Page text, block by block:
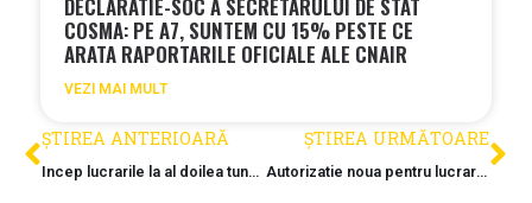
DECLARATIE-SOC A SECRETARULUI DE STAT
COSMA: PE A7, SUNTEM CU 15% PESTE CE
ARATA RAPORTARILE OFICIALE ALE CNAIR
VEZI MAI MULT
ȘTIREA ANTERIOARĂ
Incep lucrarile la al doilea tunel pe lotul Boita – Cornetu (A1)
ȘTIREA URMĂTOARE
Autorizatie noua pentru lucrari pe A8 Targu Mures – Miercurea Nirajului